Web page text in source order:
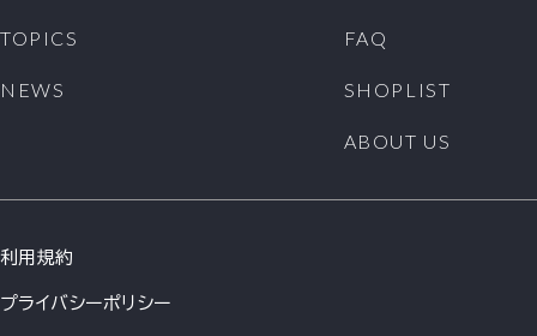
TOPICS
NEWS
FAQ
SHOPLIST
ABOUT US
利用規約
プライバシーポリシー